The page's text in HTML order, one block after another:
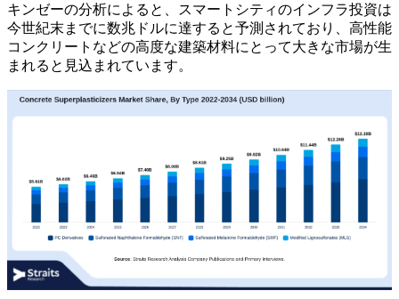
キンゼーの分析によると、スマートシティのインフラ投資は
今世紀末までに数兆ドルに達すると予測されており、高性能
コンクリートなどの高度な建築材料にとって大きな市場が生
まれると見込まれています。